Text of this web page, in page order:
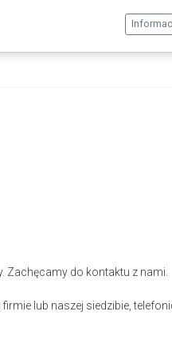
Zachęcamy do kontaktu z nami.
lub naszej siedzibie,